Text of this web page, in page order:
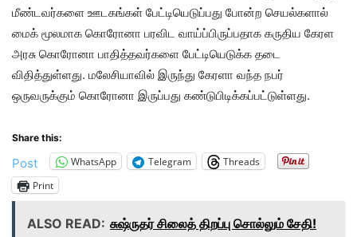
மீண்டவர்களை ஊடகங்கள் பேட்டியெடுப்பது போன்ற செயல்களால்
மைக் மூலமாக கொரோனா பரவிட வாய்ப்பிருப்பதாக கருதிய கேரள
அரசு கொரோனா பாதித்தவர்களை பேட்டியெடுக்க தடை
விதித்துள்ளது. மலேசியாவில் இருந்து கேரளா வந்த நபர்
ஒருவருக்கும் கொரோனா இருப்பது கண்டுபிடிக்கப்பட்டுள்ளது.
Share this:
Post WhatsApp Telegram
Threads
Print
ALSO READ: சுஷ்ருதர் சிலைத் திறப்பு சொல்லும் சேதி!